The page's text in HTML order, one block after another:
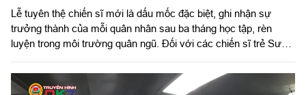
Lễ tuyên thệ chiến sĩ mới là dấu mốc đặc biệt, ghi nhận sự
trưởng thành của mỗi quân nhân sau ba tháng học tập, rèn
luyện trong môi trường quân ngũ. Đối với các chiến sĩ trẻ Sư
còn là thời khắc khẳng định ý chí, bản lĩnh, trách nhiệm và
quyết tâm cống hiến của tuổi trẻ đối với sự nghiệp xây dựng và